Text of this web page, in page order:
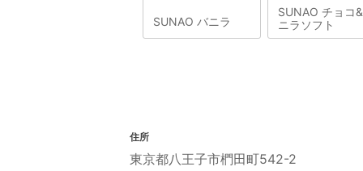
SUNAO バニラ
SUNAO チョコ
ニラソフト
住所
東京都八王子市椚田町542-2